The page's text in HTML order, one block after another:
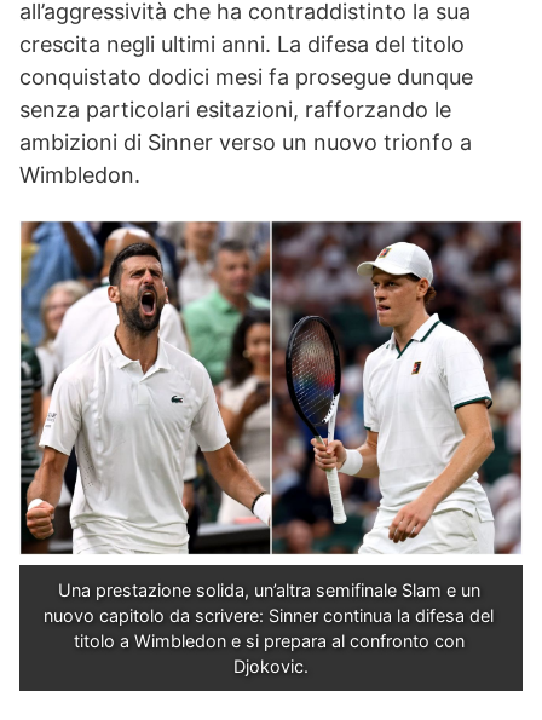
all’aggressività che ha contraddistinto la sua
crescita negli ultimi anni. La difesa del titolo
conquistato dodici mesi fa prosegue dunque
senza particolari esitazioni, rafforzando le
ambizioni di Sinner verso un nuovo trionfo a
Wimbledon.
Una prestazione solida, un’altra semifinale Slam e un
nuovo capitolo da scrivere: Sinner continua la difesa del
titolo a Wimbledon e si prepara al confronto con
Djokovic.